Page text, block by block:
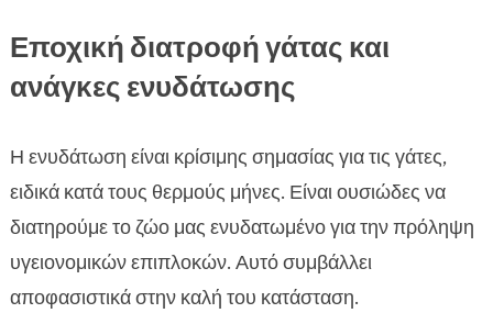
Εποχική διατροφή γάτας και
ανάγκες ενυδάτωσης
Η ενυδάτωση είναι κρίσιμης σημασίας για τις γάτες,
ειδικά κατά τους θερμούς μήνες. Είναι ουσιώδες να
διατηρούμε το ζώο μας ενυδατωμένο για την πρόληψη
υγειονομικών επιπλοκών. Αυτό συμβάλλει
αποφασιστικά στην καλή του κατάσταση.